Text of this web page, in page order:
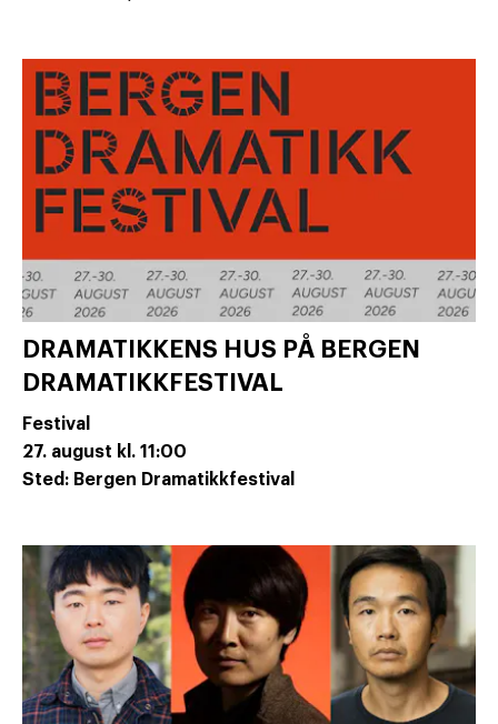
DRAMATIKKENS HUS PÅ BERGEN
DRAMATIKKFESTIVAL
Festival
27. august kl. 11:00
Sted: Bergen Dramatikkfestival